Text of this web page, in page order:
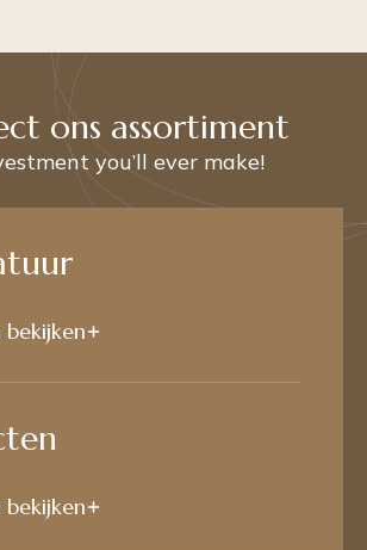
ons assortiment
you’ll ever make!